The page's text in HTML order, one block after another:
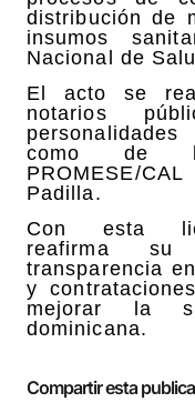
distribución de
insumos
Nacional de
El acto se
notarios
personalidades
como de
PROMESE/
Padilla.
Con esta
reafirma
transparencia
y
mejorar la
dominicana.
Compartir esta